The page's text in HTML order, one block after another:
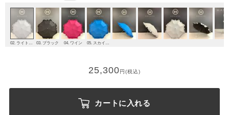
03. ブラック 04. ワイン
25,300円(税込)
カートに入れる